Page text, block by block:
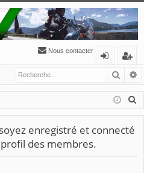
Nous contacter
n
ne
xi
’e
nr
eg
ist
enregistré et connecté
des membres.